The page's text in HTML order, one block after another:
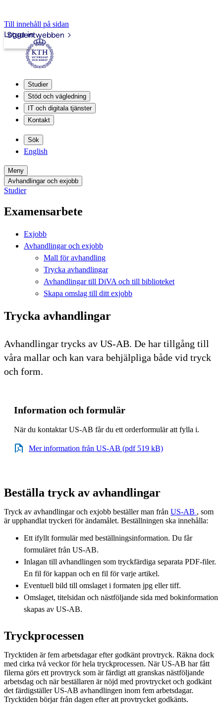
Till innehåll på sidan
Studentwebben
Logga in
Studier
Stöd och vägledning
IT och digitala tjänster
Kontakt
Sök
English
Meny
Avhandlingar och exjobb
Studier
Examensarbete
Exjobb
Avhandlingar och exjobb
Mall för avhandling
Trycka avhandlingar
Avhandlingar till DiVA och till biblioteket
Skapa omslag till ditt exjobb
Trycka avhandlingar
Avhandlingar trycks av US-AB. De har tillgång till
våra mallar och kan vara behjälpliga både vid tryck
och form.
Information och formulär
När du kontaktar US-AB får du ett orderformulär att fylla i.
Mer information från US-AB (pdf 519 kB)
Beställa tryck av avhandlingar
Tryck av avhandlingar och exjobb beställer man från US-AB , som
är upphandlat tryckeri för ändamålet. Beställningen ska innehålla:
Ett ifyllt formulär med beställningsinformation. Du får
formuläret från US-AB.
Inlagan till avhandlingen som tryckfärdiga separata PDF-filer.
En fil för kappan och en fil för varje artikel.
Eventuell bild till omslaget i formaten jpg eller tiff.
Omslaget, titelsidan och nästföljande sida med bokinformation
skapas av US-AB.
Tryckprocessen
Trycktiden är fem arbetsdagar efter godkänt provtryck. Räkna dock
med cirka två veckor för hela tryckprocessen. När US-AB har fått
filerna görs ett provtryck som är färdigt att granskas nästföljande
arbetsdag och när beställaren är nöjd med provtrycket och godkänt
det färdigställer US-AB avhandlingen inom fem arbetsdagar.
Trycktiden börjar från dagen efter att provtrycket godkänts.